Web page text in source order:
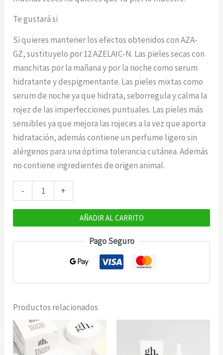
Te gustará si
Si quieres mantener los efectos obtenidos con AZA-
GZ, sustituyelo por 12 AZELAIC-N. Las pieles secas con
manchitas por la mañana y por la noche como serum
hidratante y despigmentante. Las pieles mixtas como
serum de noche ya que hidrata, seborregula y calma la
rojez de las imperfecciones puntuales. Las pieles más
sensibles ya que mejora las rojeces a la vez que aporta
hidratación, además contiene un perfume ligero sin
alérgenos para una óptima tolerancia cutánea. Además
no contiene ingredientes de origen animal.
-
Herrerías
Azelaic
N
cantidad
+
AÑADIR AL CARRITO
Pago Seguro
Productos relacionados